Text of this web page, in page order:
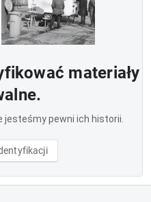
materiały
jesteśmy pewni ich historii.